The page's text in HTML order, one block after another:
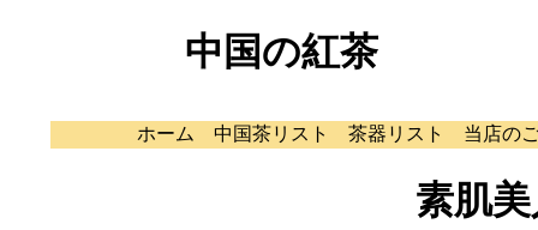
中国の紅茶
ホーム 中国茶リスト 茶器リスト 当店の
素肌